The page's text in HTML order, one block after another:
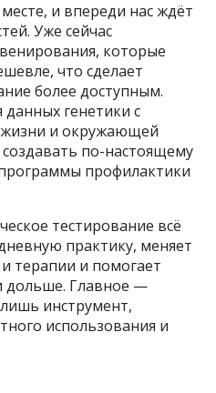
и впереди нас ждёт
Уже сейчас
которые
что сделает
более доступным.
генетики с
и окружающей
по-настоящему
профилактики
тестирование всё
практику, меняет
терапии и помогает
дольше. Главное —
инструмент,
использования и